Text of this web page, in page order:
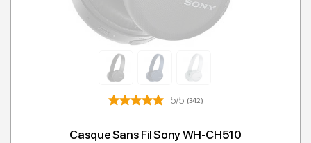
5/5 (342)
Casque Sans Fil Sony WH-CH510